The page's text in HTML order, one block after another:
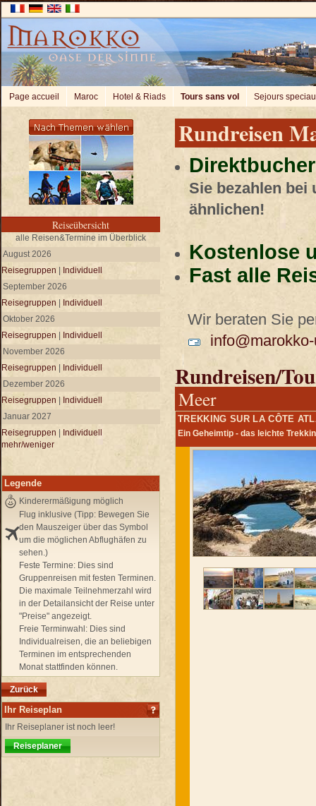
Page accueil Maroc Hotel & Riads Tours sans vol Sejours
Reiseübersicht
alle Reisen&Termine im Überblick
August 2026
Reisegruppen
Individuell
September 2026
Reisegruppen
Individuell
Oktober 2026
Reisegruppen
Individuell
November 2026
Reisegruppen
Individuell
Dezember 2026
Reisegruppen
Individuell
Januar 2027
Reisegruppen
Individuell
mehr/weniger
Legende
Kinderermäßigung möglich
Flug inklusive (Tipp: Bewegen Sie
den Mauszeiger über das Symbol
um die möglichen Abflughäfen zu
sehen.)
Feste Termine: Dies sind
Gruppenreisen mit festen Terminen.
Die maximale Teilnehmerzahl wird
in der Detailansicht der Reise unter
"Preise" angezeigt.
Freie Terminwahl: Dies sind
Individualreisen, die an beliebigen
Terminen im entsprechenden
Monat stattfinden können.
Zurück
Ihr Reiseplan
Ihr Reiseplaner ist noch leer!
Reiseplaner
Rundreisen
Sie bezahlen bei
ähnlichen!
Kostenlose
Fast alle
Wir beraten Sie
Rundreisen/
Meer
TREKKING SUR LA CÔTE
Ein Geheimtip - das leichte